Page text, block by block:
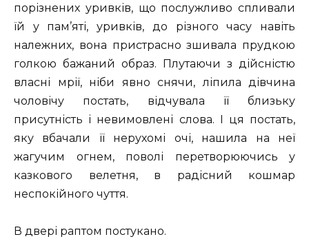
порізнених уривків, що послужливо спливали
їй у пам’яті, уривків, до різного часу навіть
належних, вона пристрасно зшивала прудкою
голкою бажаний образ. Плутаючи з дійсністю
власні мрії, ніби явно снячи, ліпила дівчина
чоловічу постать, відчувала її близьку
присутність і невимовлені слова. І ця постать,
яку вбачали її нерухомі очі, нашила на неї
жагучим огнем, поволі перетворюючись у
казкового велетня, в радісний кошмар
неспокійного чуття.
В двері раптом постукано.